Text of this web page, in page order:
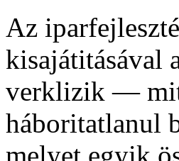
Az
kisajátitásával
verklizik —
háboritatlanul
melyet egyik